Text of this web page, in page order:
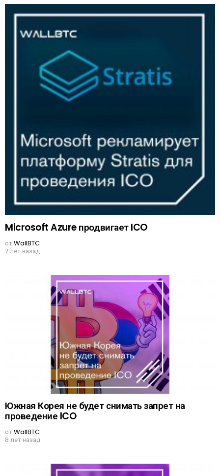
Microsoft Azure продвигает ICO
отWallBTC
7 лет назад
Южная Корея не будет снимать запрет на
проведение ICO
отWallBTC
8 лет назад